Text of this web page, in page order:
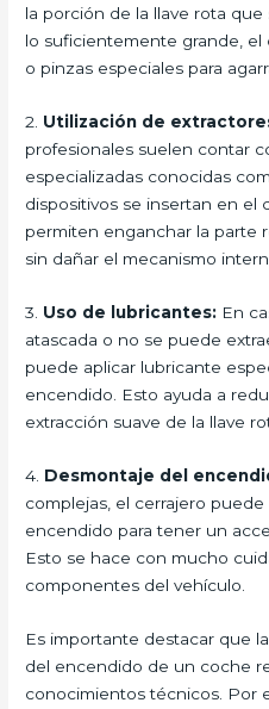
la porción de la llave rota
lo suficientemente grande, el
o pinzas especiales para
2. Utilización de
profesionales suelen contar
especializadas conocidas
dispositivos se insertan en el
permiten enganchar la parte
sin dañar el mecanismo
3. Uso de lubricantes: En
atascada o no se puede
puede aplicar lubricante
encendido. Esto ayuda a
extracción suave de la llave
4. Desmontaje del
complejas, el cerrajero
encendido para tener un
Esto se hace con mucho
componentes del vehículo.
Es importante destacar que
del encendido de un coche
conocimientos técnicos. Por